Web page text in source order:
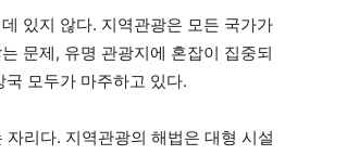
있지 않다. 지역관광은 모든 국가가
문제, 유명 관광지에 혼잡이 집중되
모두가 마주하고 있다.
리다. 지역관광의 해법은 대형 시설